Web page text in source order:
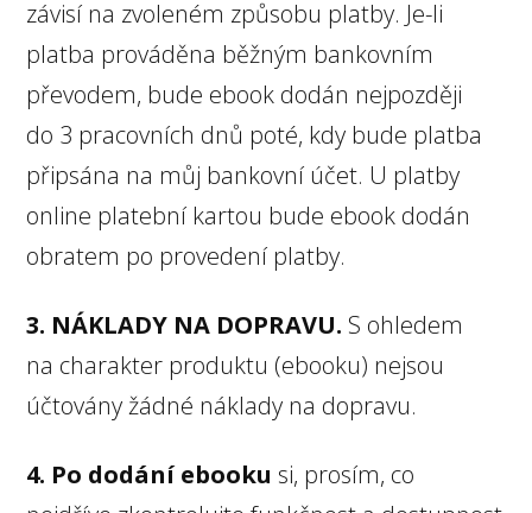
závisí na zvoleném způsobu platby. Je-li
platba prováděna běžným bankovním
převodem, bude ebook dodán nejpozději
do 3 pracovních dnů poté, kdy bude platba
připsána na můj bankovní účet. U platby
online platební kartou bude ebook dodán
obratem po provedení platby.
3. NÁKLADY NA DOPRAVU. S ohledem
na charakter produktu (ebooku) nejsou
účtovány žádné náklady na dopravu.
4. Po dodání ebooku si, prosím, co